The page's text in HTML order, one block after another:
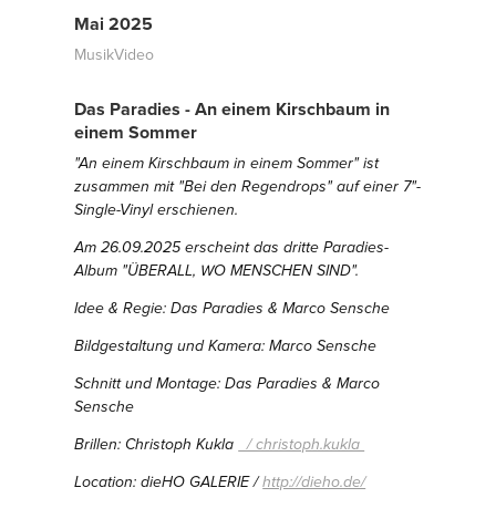
Mai 2025
MusikVideo
Das Paradies - An einem Kirschbaum in
einem Sommer
"An einem Kirschbaum in einem Sommer" ist
zusammen mit "Bei den Regendrops" auf einer 7"-
Single-Vinyl erschienen.
Am 26.09.2025 erscheint das dritte Paradies-
Album "ÜBERALL, WO MENSCHEN SIND".
Idee & Regie: Das Paradies & Marco Sensche
Bildgestaltung und Kamera: Marco Sensche
Schnitt und Montage: Das Paradies & Marco
Sensche
Brillen: Christoph Kukla / christoph.kukla
Location: dieHO GALERIE /http://dieho.de/